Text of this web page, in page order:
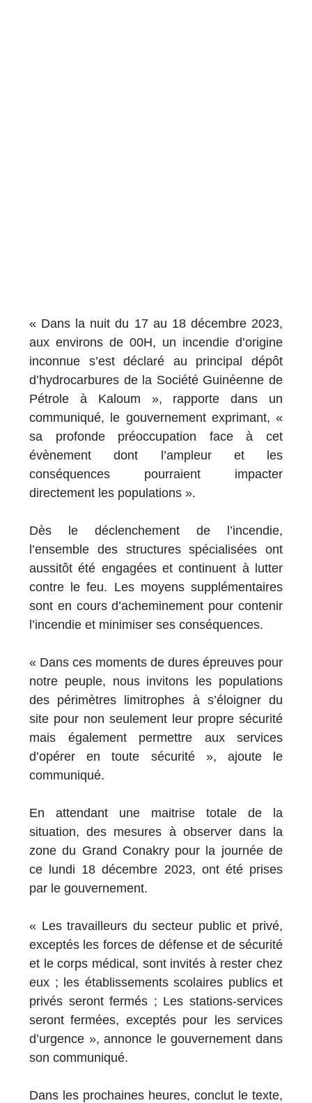
« Dans la nuit du 17 au 18 décembre 2023,
aux environs de 00H, un incendie d’origine
inconnue s’est déclaré au principal dépôt
d’hydrocarbures de la Société Guinéenne de
Pétrole à Kaloum », rapporte dans un
communiqué, le gouvernement exprimant, «
sa profonde préoccupation face à cet
évènement dont l’ampleur et les
conséquences pourraient impacter
directement les populations ».
Dès le déclenchement de l’incendie,
l’ensemble des structures spécialisées ont
aussitôt été engagées et continuent à lutter
contre le feu. Les moyens supplémentaires
sont en cours d’acheminement pour contenir
l’incendie et minimiser ses conséquences.
« Dans ces moments de dures épreuves pour
notre peuple, nous invitons les populations
des périmètres limitrophes à s’éloigner du
site pour non seulement leur propre sécurité
mais également permettre aux services
d’opérer en toute sécurité », ajoute le
communiqué.
En attendant une maitrise totale de la
situation, des mesures à observer dans la
zone du Grand Conakry pour la journée de
ce lundi 18 décembre 2023, ont été prises
par le gouvernement.
« Les travailleurs du secteur public et privé,
exceptés les forces de défense et de sécurité
et le corps médical, sont invités à rester chez
eux ; les établissements scolaires publics et
privés seront fermés ; Les stations-services
seront fermées, exceptés pour les services
d’urgence », annonce le gouvernement dans
son communiqué.
Dans les prochaines heures, conclut le texte,